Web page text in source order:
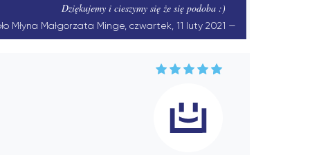
Dziękujemy i cieszymy się że się podoba :)
Młyna Małgorzata Minge, czwartek, 11 luty 2021